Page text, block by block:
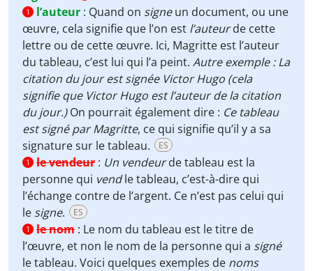
1 l’auteur : Quand on signeun document, ou une
œuvre, cela signifie que l’on est l’auteurde cette
lettre ou de cette œuvre. Ici, Magritte est l’auteur
du tableau, c’est lui qui l’a peint. Autre exemple : La
citation du jour est signée Victor Hugo (cela
signifie que Victor Hugo est l’auteur de la citation
du jour.)On pourrait également dire : Ce tableau
est signé par Magritte, ce qui signifie qu’il y a sa
signature sur le tableau.
ES
1 le vendeur : Un vendeurde tableau est la
personne qui vendle tableau, c’est-à-dire qui
l’échange contre de l’argent. Ce n’est pas celui qui
le signe. ES
1 le nom : Le nom du tableau est le titre de
l’œuvre, et non le nom de la personne qui a signé
le tableau. Voici quelques exemples de noms